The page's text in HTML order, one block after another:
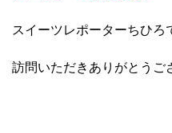
スイーツレポーターちひろ
訪問いただきありがとうご